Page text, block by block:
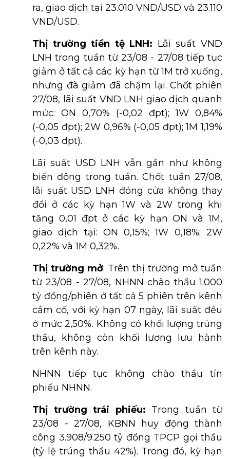
ra, giao dịch tại 23.010 VND/USD và 23.110
VND/USD.
Thị trường tiền tệ LNH: Lãi suất VND
LNH trong tuần từ 23/08 - 27/08 tiếp tục
giảm ở tất cả các kỳ hạn từ 1M trở xuống,
nhưng đà giảm đã chậm lại. Chốt phiên
27/08, lãi suất VND LNH giao dịch quanh
mức: ON 0,70% (-0,02 đpt); 1W 0,84%
(-0,05 đpt); 2W 0,96% (-0,05 đpt); 1M 1,19%
(-0,03 đpt).
Lãi suất USD LNH vẫn gần như không
biến động trong tuần. Chốt tuần 27/08,
lãi suất USD LNH đóng cửa không thay
đổi ở các kỳ hạn 1W và 2W trong khi
tăng 0,01 đpt ở các kỳ hạn ON và 1M,
giao dịch tại: ON 0,15%; 1W 0,18%; 2W
0,22% và 1M 0,32%.
Thị trường mở: Trên thị trường mở tuần
từ 23/08 - 27/08, NHNN chào thầu 1.000
tỷ đồng/phiên ở tất cả 5 phiên trên kênh
cầm cố, với kỳ hạn 07 ngày, lãi suất đều
ở mức 2,50%. Không có khối lượng trúng
thầu, không còn khối lượng lưu hành
trên kênh này.
NHNN tiếp tục không chào thầu tín
phiếu NHNN.
Thị trường trái phiếu: Trong tuần từ
23/08 - 27/08, KBNN huy động thành
công 3.908/9.250 tỷ đồng TPCP gọi thầu
(tỷ lệ trúng thầu 42%). Trong đó, kỳ hạn